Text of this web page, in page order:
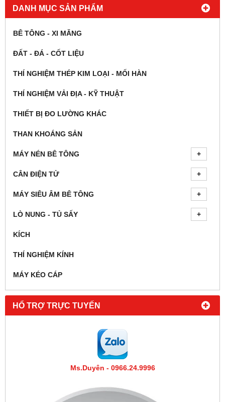
DANH MỤC SẢN PHẨM
BÊ TÔNG - XI MĂNG
ĐẤT - ĐÁ - CỐT LIỆU
THÍ NGHIỆM THÉP KIM LOẠI - MỐI HÀN
THÍ NGHIỆM VẢI ĐỊA - KỸ THUẬT
THIẾT BỊ ĐO LƯỜNG KHÁC
THAN KHOÁNG SẢN
MÁY NÉN BÊ TÔNG
CÂN ĐIỆN TỬ
MÁY SIÊU ÂM BÊ TÔNG
LÒ NUNG - TỦ SẤY
KÍCH
THÍ NGHIỆM KÍNH
MÁY KÉO CÁP
HỔ TRỢ TRỰC TUYẾN
Ms.Duyên - 0966.24.9996